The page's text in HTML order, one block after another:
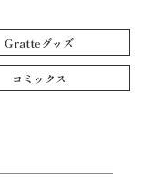
設ページを公開
Gratteグッズ
コミックス